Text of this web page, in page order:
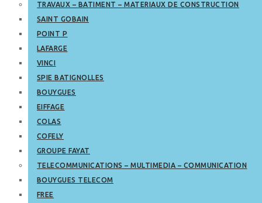
TRAVAUX – BATIMENT – MATERIAUX DE CONSTRUCTION
SAINT GOBAIN
POINT P
LAFARGE
VINCI
SPIE BATIGNOLLES
BOUYGUES
EIFFAGE
COLAS
COFELY
GROUPE FAYAT
TELECOMMUNICATIONS – MULTIMEDIA – COMMUNICATION
BOUYGUES TELECOM
FREE